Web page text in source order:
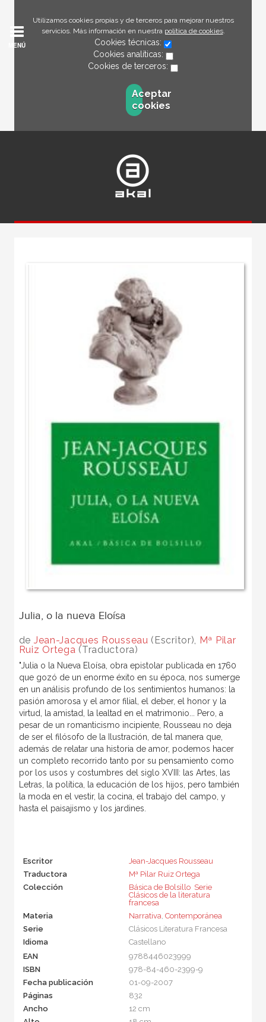
Utilizamos cookies propias y de terceros para mejorar nuestros
servicios. Más información en nuestra política de cookies.
Cookies técnicas:
Cookies analíticas:
Cookies de terceros:
Aceptar
cookies
MENÚ
Julia, o la nueva Eloísa
de Jean-Jacques Rousseau (Escritor), Mª Pilar
Ruiz Ortega (Traductora)
"Julia o la Nueva Eloísa, obra epistolar publicada en 1760
que gozó de un enorme éxito en su época, nos sumerge
en un análisis profundo de los sentimientos humanos: la
pasión amorosa y el amor filial, el deber, el honor y la
virtud, la amistad, la lealtad en el matrimonio... Pero, a
pesar de un romanticismo incipiente, Rousseau no deja
de ser el filósofo de la Ilustración, de tal manera que,
además de relatar una historia de amor, podemos hacer
un completo recorrido tanto por su pensamiento como
por los usos y costumbres del siglo XVIII: las Artes, las
Letras, la política, la educación de los hijos, pero también
la moda en el vestir, la cocina, el trabajo del campo, y
hasta el paisajismo y los jardines.
Escritor
Jean-Jacques Rousseau
Traductora
Mª Pilar Ruiz Ortega
Colección
Básica de Bolsillo  Serie
Clásicos de la literatura
francesa
Materia
Narrativa, Contemporánea
Serie
Clásicos Literatura Francesa
Idioma
Castellano
EAN
9788446023999
ISBN
978-84-460-2399-9
Fecha publicación
01-09-2007
Páginas
832
Ancho
12 cm